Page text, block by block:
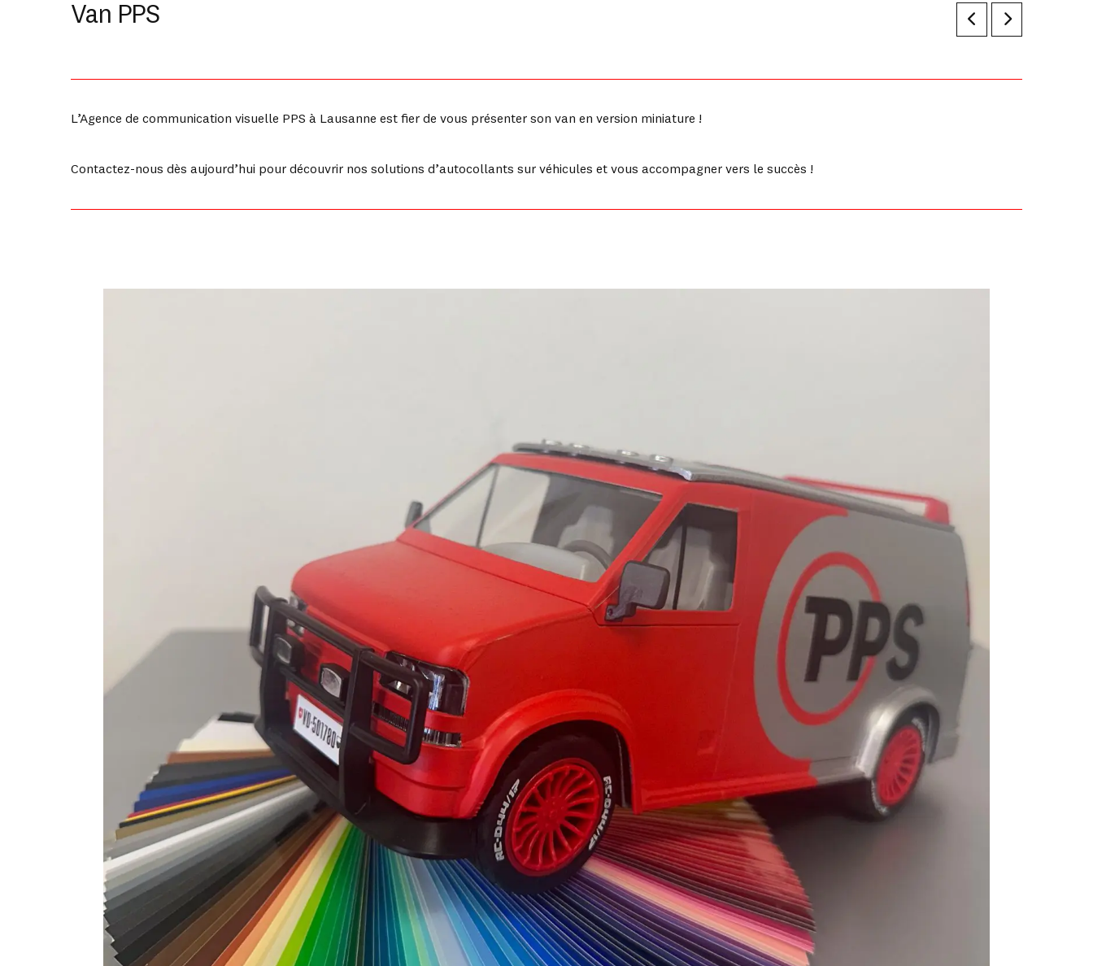
Van PPS
L’Agence de communication visuelle PPS à Lausanne est fier de vous présenter son van en version miniature !
Contactez-nous dès aujourd’hui pour découvrir nos solutions d’autocollants sur véhicules et vous accompagner vers le succès !